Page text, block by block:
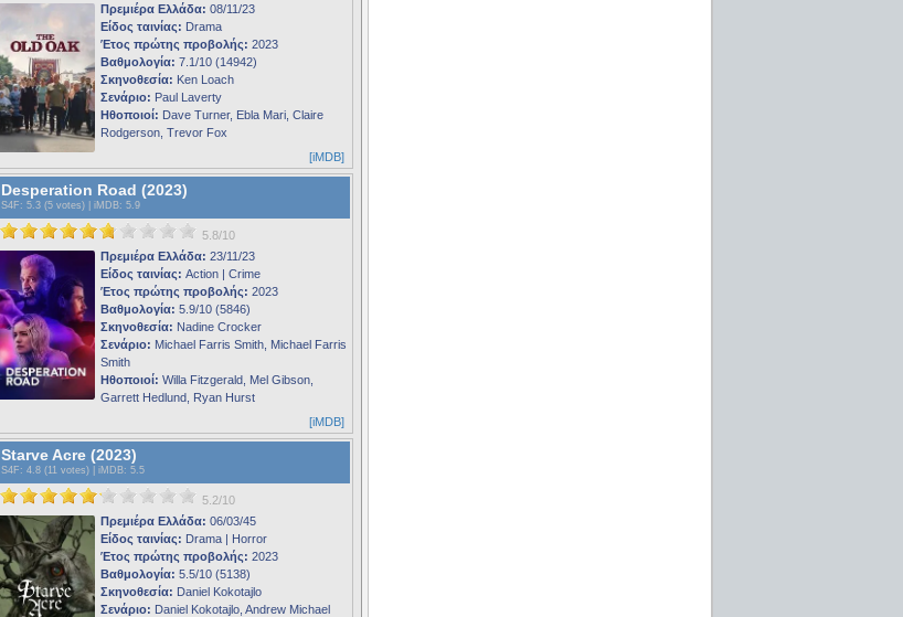
Πρεμιέρα Ελλάδα: 08/11/23
Είδος ταινίας: Drama
Έτος πρώτης προβολής: 2023
Βαθμολογία: 7.1/10 (14942)
Σκηνοθεσία: Ken Loach
Σενάριο: Paul Laverty
Ηθοποιοί: Dave Turner, Ebla Mari, Claire
Rodgerson, Trevor Fox
[iMDB]
Desperation Road (2023)
S4F : 5.3 (5 votes) | iMDB: 5.9
5.8/10
Πρεμιέρα Ελλάδα: 23/11/23
Είδος ταινίας: Action | Crime
Έτος πρώτης προβολής: 2023
Βαθμολογία: 5.9/10 (5846)
Σκηνοθεσία: Nadine Crocker
Σενάριο: Michael Farris Smith, Michael Farris
Smith
Ηθοποιοί: Willa Fitzgerald, Mel Gibson,
Garrett Hedlund, Ryan Hurst
[iMDB]
Starve Acre (2023)
S4F : 4.8 (11 votes) | iMDB: 5.5
5.2/10
Πρεμιέρα Ελλάδα: 06/03/45
Είδος ταινίας: Drama | Horror
Έτος πρώτης προβολής: 2023
Βαθμολογία: 5.5/10 (5138)
Σκηνοθεσία: Daniel Kokotajlo
Σενάριο: Daniel Kokotajlo, Andrew Michael